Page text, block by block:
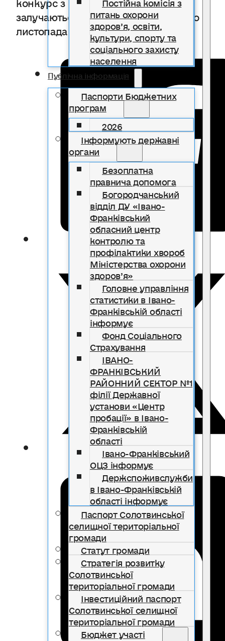
питань охорони
здоров’я, освіти,
культури, спорту та
соціального захисту
населення
Публічна інформація
Паспорти Бюджетних
програм
2026
Інформують державні
органи
Безоплатна
правнича допомога
Богородчанський
відділ ДУ «Івано-
Франківський
обласний центр
контролю та
профілактики хвороб
Міністерства охорони
здоров’я»
Головне управління
статистики в Івано-
Франківській області
інформує
Фонд Соціального
Страхування
ІВАНО-
ФРАНКІВСЬКИЙ
РАЙОННИЙ СЕКТОР №1
філії Державної
установи «Центр
пробації» в Івано-
Франківській
області
Івано-Франківський
ОЦЗ інформує
Держспоживслужби
в Івано-Франківській
області інформує
Паспорт Солотвинської
селищної територіальної
громади
Статут громади
Стратегія розвитку
Солотвинської
територіальної громади
Інвестиційний паспорт
Солотвинської селищної
територіальної громади
Бюджет участі